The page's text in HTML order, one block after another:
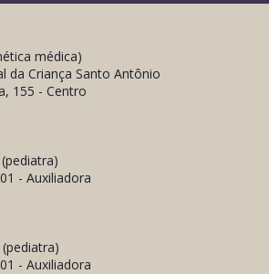
médica)
Criança Santo Antônio
155 - Centro
(pediatra)
- Auxiliadora
(pediatra)
- Auxiliadora